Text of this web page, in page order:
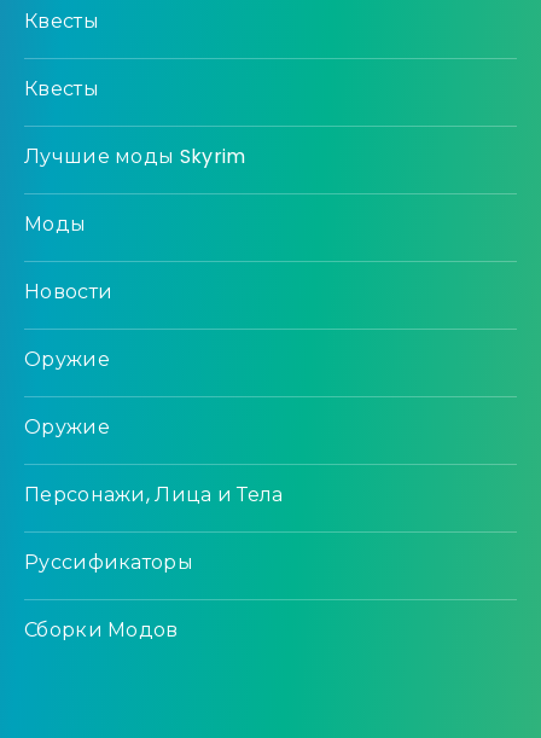
Квесты
Квесты
Лучшие моды Skyrim
Моды
Новости
Оружие
Оружие
Персонажи, Лица и Тела
Руссификаторы
Сборки Модов